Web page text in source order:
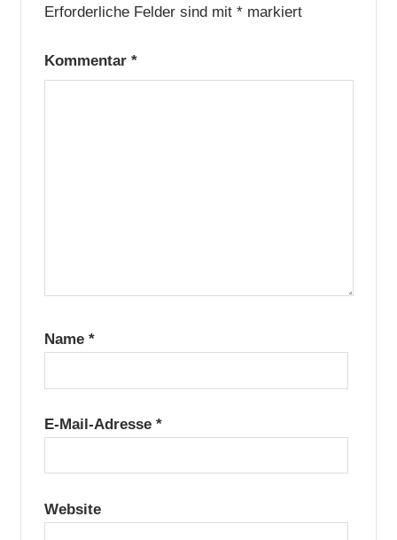
Erforderliche Felder sind mit *markiert
Kommentar *
Name *
E-Mail-Adresse *
Website